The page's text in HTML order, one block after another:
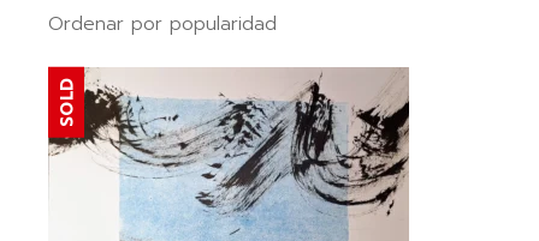
Ordenar por popularidad
SOLD